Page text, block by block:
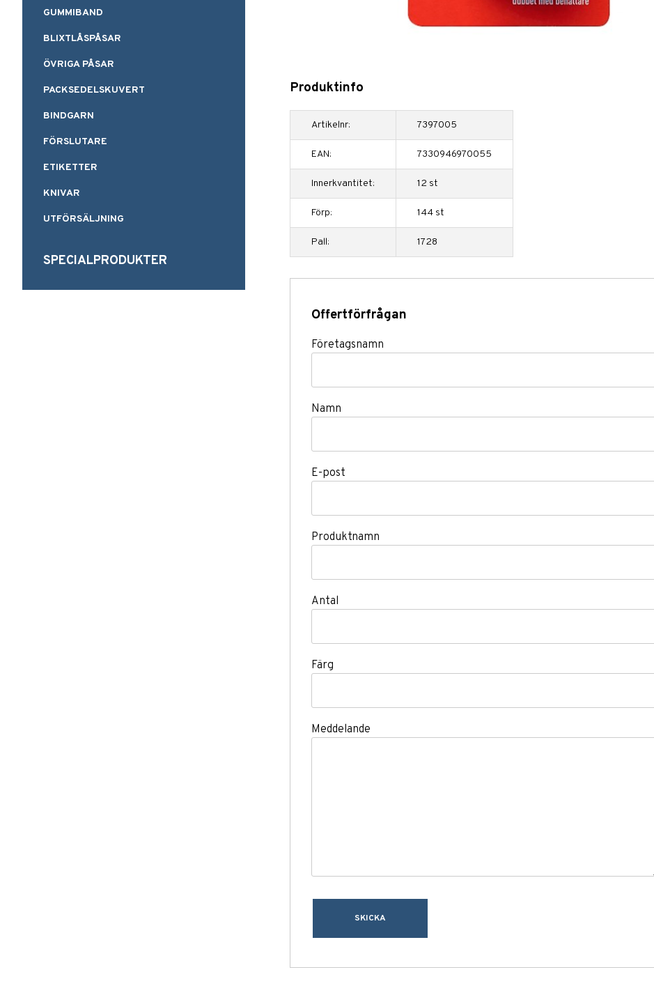
GUMMIBAND
BLIXTLÅSPÅSAR
ÖVRIGA PÅSAR
PACKSEDELSKUVERT
BINDGARN
FÖRSLUTARE
ETIKETTER
KNIVAR
UTFÖRSÄLJNING
SPECIALPRODUKTER
Produktinfo
Artikelnr: 7397005
EAN: 7330946970055
Innerkvantitet: 12 st
Förp: 144 st
Pall: 1728
Offertförfrågan
Företagsnamn
Namn
E-post
Produktnamn
Antal
Färg
Meddelande
SKICKA